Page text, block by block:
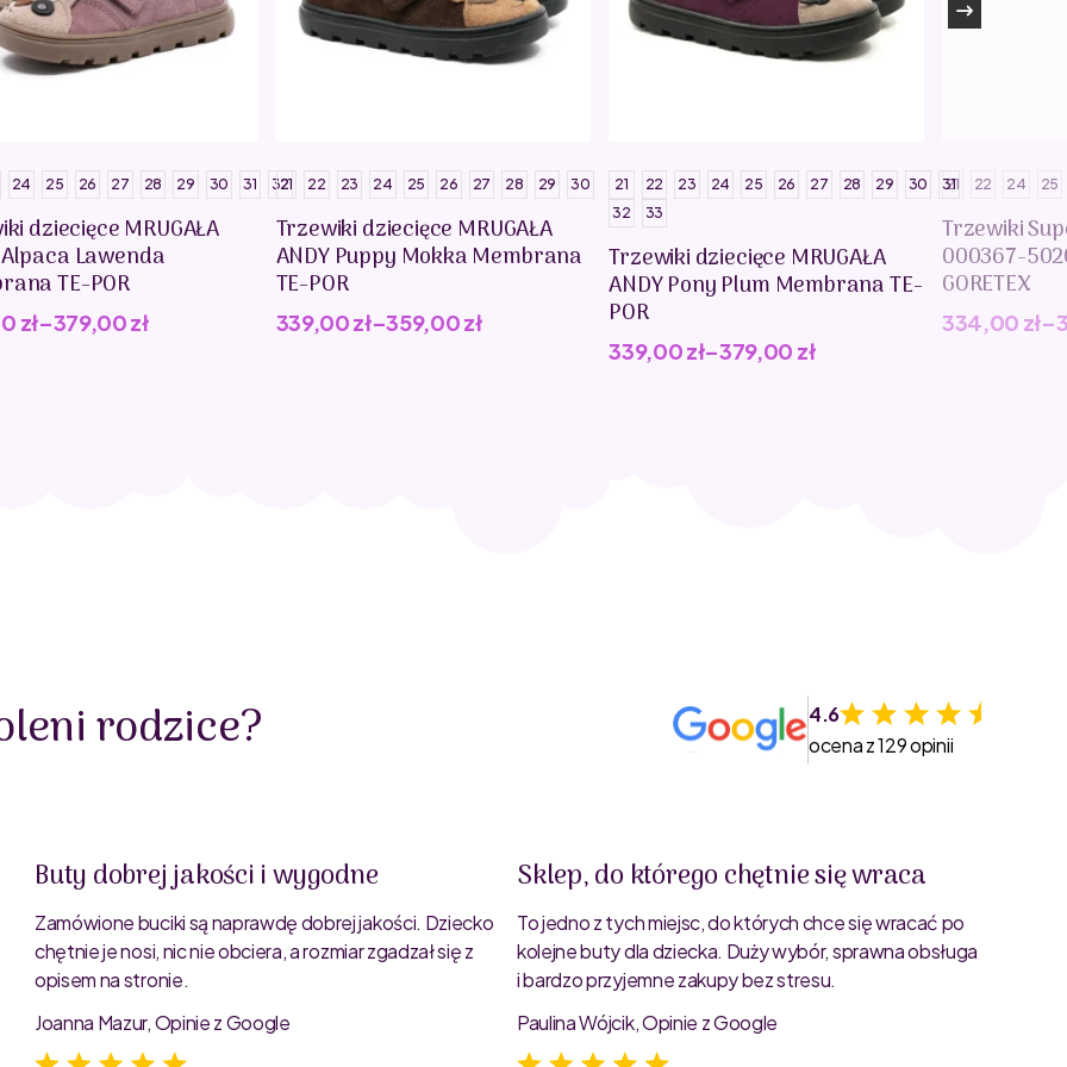
24 25 26 27 28 29 30 31 32
dziecięce MRUGAŁA
Alpaca Lawenda
TE-POR
zł–379,00zł
21 22 23 24 25 26 27 28 29 30
Trzewiki dziecięce MRUGAŁA
ANDY Puppy Mokka Membrana
TE-POR
339,00zł–359,00zł
21 22 23 24 25 26 27 28 29 30
31
32
33
Trzewiki dziecięce MRUGAŁA
ANDY Pony Plum Membrana TE-
POR
339,00zł–379,00 zł
21 22 24 25
Trzewiki
000367-
GORETEX
334,00 zł–
rodzice?
4.6
ocena z 129 opinii
Buty dobrej jakości i wygodne
Zamówione buciki są naprawdę dobrej jakości. Dziecko
chętnie je nosi, nic nie obciera, a rozmiar zgadzał się z
opisem na stronie.
Joanna Mazur, Opinie z Google
Sklep, do którego chętnie się wraca
To jedno z tych miejsc, do których chce się wracać po
kolejne buty dla dziecka. Duży wybór, sprawna obsługa
i bardzo przyjemne zakupy bez stresu.
Paulina Wójcik, Opinie z Google